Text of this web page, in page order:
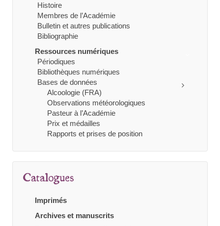
Histoire
Membres de l’Académie
Bulletin et autres publications
Bibliographie
Ressources numériques
Périodiques
Bibliothèques numériques
Bases de données
Alcoologie (FRA)
Observations météorologiques
Pasteur à l’Académie
Prix et médailles
Rapports et prises de position
Catalogues
Imprimés
Archives et manuscrits